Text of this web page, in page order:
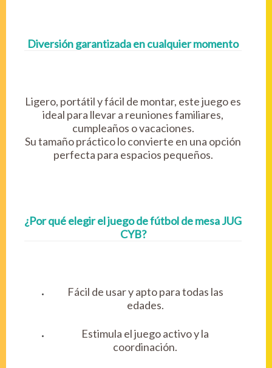
Diversión garantizada en cualquier momento
Ligero, portátil y fácil de montar, este juego es
ideal para llevar a reuniones familiares,
cumpleaños o vacaciones.
Su tamaño práctico lo convierte en una opción
perfecta para espacios pequeños.
¿Por qué elegir el juego de fútbol de mesa JUG
CYB?
Fácil de usar y apto para todas las
edades.
Estimula el juego activo y la
coordinación.